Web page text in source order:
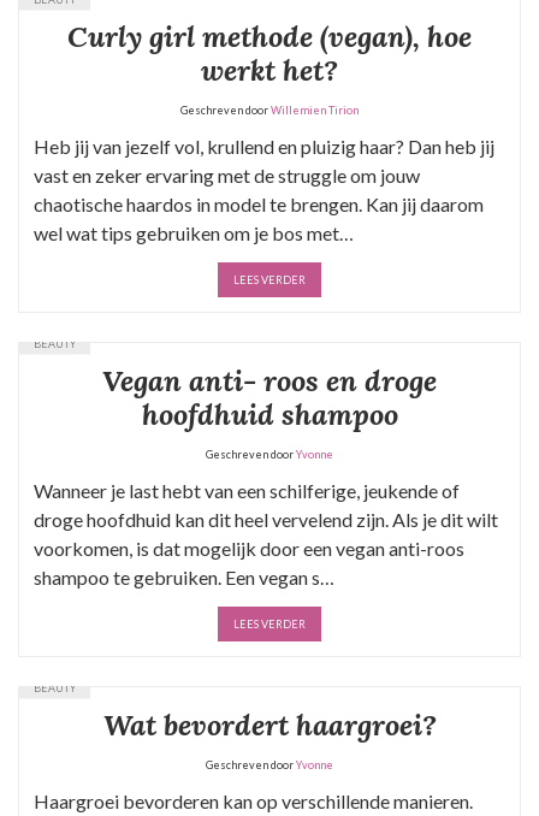
Curly girl methode (vegan), hoe
werkt het?
Geschreven doorWillemien Tirion
Heb jij van jezelf vol, krullend en pluizig haar? Dan heb jij
vast en zeker ervaring met de struggle om jouw
chaotische haardos in model te brengen. Kan jij daarom
wel wat tips gebruiken om je bos met…
LEES VERDER
BEAUTY
Vegan anti- roos en droge
hoofdhuid shampoo
Geschreven doorYvonne
Wanneer je last hebt van een schilferige, jeukende of
droge hoofdhuid kan dit heel vervelend zijn. Als je dit wilt
voorkomen, is dat mogelijk door een vegan anti-roos
shampoo te gebruiken. Een vegan s…
LEES VERDER
BEAUTY
Wat bevordert haargroei?
Geschreven doorYvonne
Haargroei bevorderen kan op verschillende manieren.